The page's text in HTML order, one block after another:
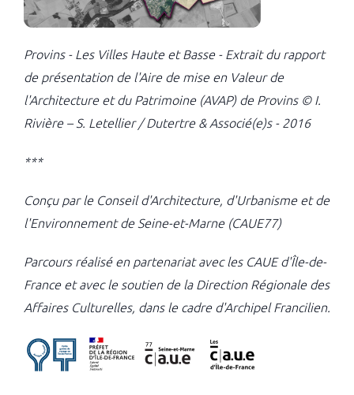
Provins - Les Villes Haute et Basse - Extrait du rapport
de présentation de l'Aire de mise en Valeur de
l'Architecture et du Patrimoine (AVAP) de Provins © I.
Rivière – S. Letellier / Dutertre & Associé(e)s - 2016
***
Conçu par le Conseil d'Architecture, d'Urbanisme et de
l'Environnement de Seine-et-Marne (CAUE77)
Parcours réalisé en partenariat avec les CAUE d'Île-de-
France et avec le soutien de la Direction Régionale des
Affaires Culturelles, dans le cadre d'Archipel Francilien.